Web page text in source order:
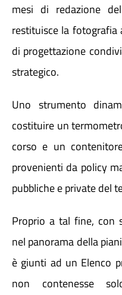
mesi di redazione
restituisce la
di progettazione
strategico.
Uno strumento
costituire un
corso e un
provenienti da policy
pubbliche e private del
Proprio a tal fine, con
nel panorama della
è giunti ad un Elenco
non contenesse